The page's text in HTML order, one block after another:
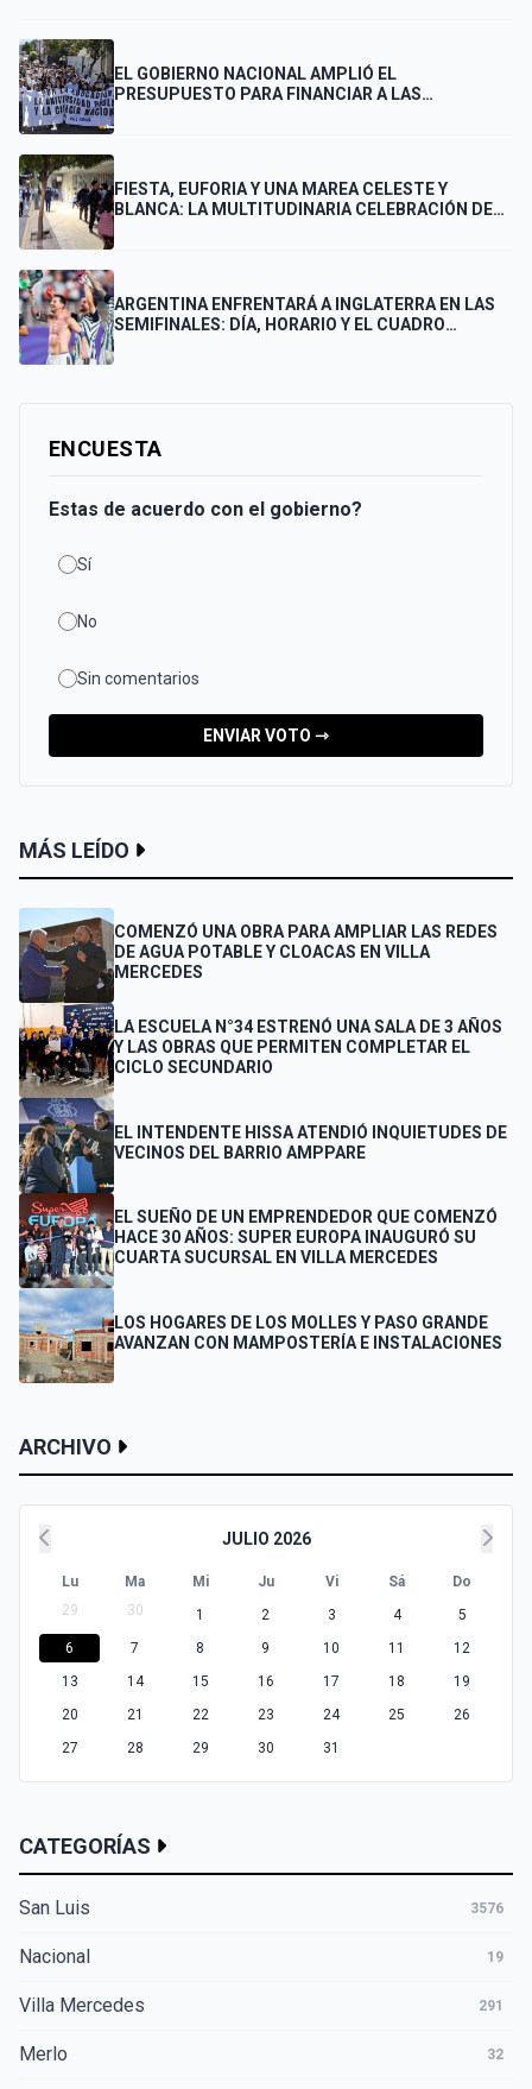
EL GOBIERNO NACIONAL AMPLIÓ EL
PRESUPUESTO PARA FINANCIAR A LAS
FIESTA, EUFORIA Y UNA MAREA CELESTE Y
BLANCA: LA MULTITUDINARIA CELEBRACIÓN DE
ARGENTINA ENFRENTARÁ A INGLATERRA EN LAS
SEMIFINALES: DÍA, HORARIO Y EL CUADRO
ENCUESTA
Estas de acuerdo con el gobierno?
Sí
No
Sin comentarios
ENVIAR VOTO ⇾
MÁS LEÍDO
COMENZÓ UNA OBRA PARA AMPLIAR LAS REDES
DE AGUA POTABLE Y CLOACAS EN VILLA
MERCEDES
LA ESCUELA N°34 ESTRENÓ UNA SALA DE 3 AÑOS
Y LAS OBRAS QUE PERMITEN COMPLETAR EL
CICLO SECUNDARIO
EL INTENDENTE HISSA ATENDIÓ INQUIETUDES DE
VECINOS DEL BARRIO AMPPARE
EL SUEÑO DE UN EMPRENDEDOR QUE COMENZÓ
HACE 30 AÑOS: SUPER EUROPA INAUGURÓ SU
CUARTA SUCURSAL EN VILLA MERCEDES
LOS HOGARES DE LOS MOLLES Y PASO GRANDE
AVANZAN CON MAMPOSTERÍA E INSTALACIONES
ARCHIVO
JULIO 2026
Lu Ma Mi Ju Vi Sá
Do
29
30 1 2 3 4
5
6
7 8 9 10 11
12
13
14 15 16 17 18
19
20
21 22 23 24 25
26
27
28 29 30 31
CATEGORÍAS
San Luis 3576
Nacional 19
Villa Mercedes 291
Merlo 32